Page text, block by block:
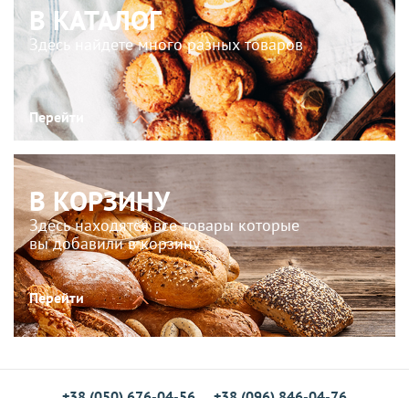
В КАТАЛОГ
Здесь найдете много разных товаров
Перейти
В КОРЗИНУ
Здесь находятся все товары которые
вы добавили в корзину
Перейти